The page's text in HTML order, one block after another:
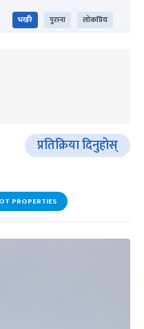
भर्खरै पुराना लोकप्रिय
प्रतिक्रिया दिनुहोस्
PROPERTIES